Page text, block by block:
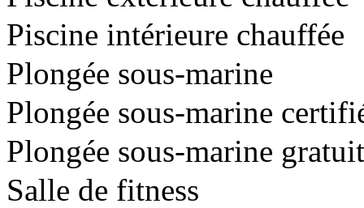
Piscine intérieure chauffée
Plongée sous-marine
Plongée sous-marine
Plongée sous-marine
Salle de fitness